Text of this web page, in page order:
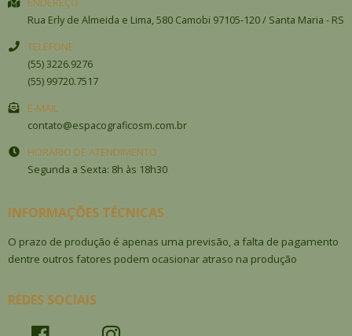
ENDEREÇO
Rua Erly de Almeida e Lima, 580 Camobi 97105-120/ Santa Maria - RS
TELEFONE
(55) 3226.9276
(55) 99720.7517
E-MAIL
contato@espacograficosm.com.br
HORÁRIO DE ATENDIMENTO
Segunda a Sexta: 8h às 18h30
INFORMAÇÕES TÉCNICAS
O prazo de produção é apenas uma previsão, a falta de pagamento
dentre outros fatores podem ocasionar atraso na produção
REDES SOCIAIS